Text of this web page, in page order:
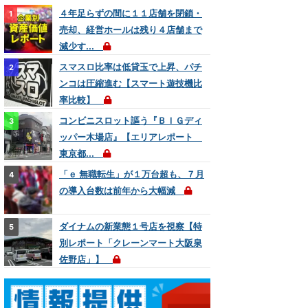
４年足らずの間に１１店舗を閉鎖・
売却、経営ホールは残り４店舗まで
減少す...
スマスロ比率は低貸玉で上昇、パチ
ンコは圧縮進む【スマート遊技機比
率比較】
コンビニスロット謳う『ＢＩＧディ
ッパー木場店』【エリアレポート
東京都...
「ｅ 無職転生」が１万台超も、７月
の導入台数は前年から大幅減
ダイナムの新業態１号店を視察【特
別レポート「クレーンマート大阪泉
佐野店」】